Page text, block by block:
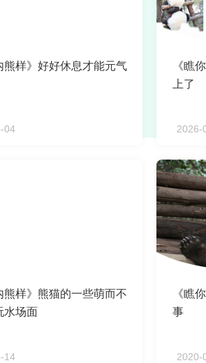
熊样》好好休息才能元气
04
《瞧
上了
2026-
熊样》熊猫的一些萌而不
水场面
14
《瞧
事
2020-